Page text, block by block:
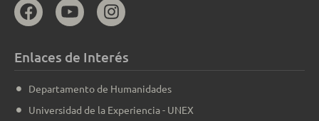
Enlaces de Interés
Departamento de Humanidades
Universidad de la Experiencia - UNEX